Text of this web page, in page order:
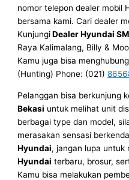
nomor telepon dealer mobil
bersama kami. Cari dealer
KunjungiDealer Hyundai
Raya Kalimalang, Billy &
Kamu juga bisa
(Hunting) Phone: (021)
Pelanggan bisa berkunjung
Bekasi untuk melihat unit
berbagai type dan model,
merasakan sensasi
Hyundai, jangan lupa untuk
Hyundai terbaru, brosur,
Kamu bisa melakukan